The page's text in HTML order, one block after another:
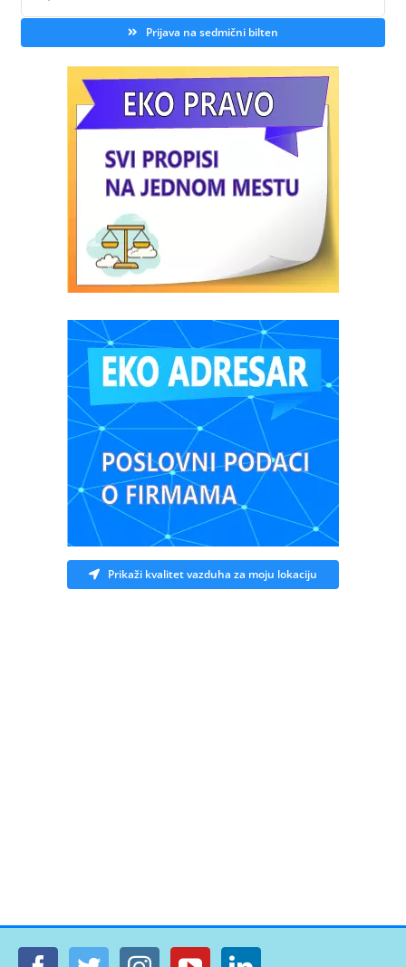
Prijava na sedmični bilten
Prikaži kvalitet vazduha za moju lokaciju